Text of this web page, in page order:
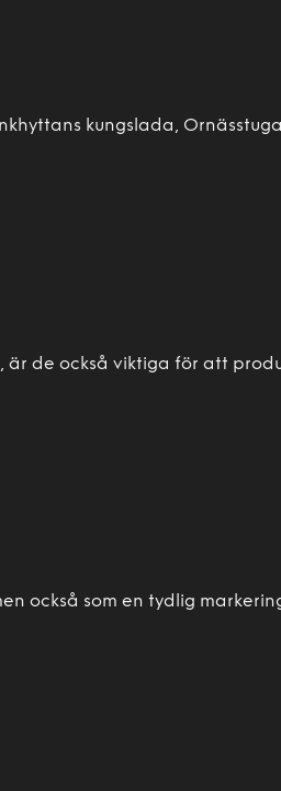
kungslada,
är de också viktiga för att
också som en tydlig